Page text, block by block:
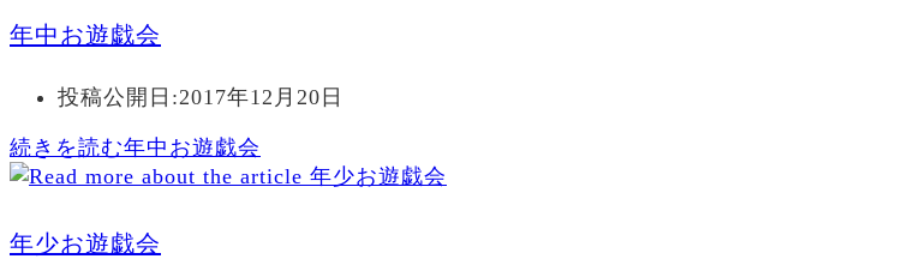
年中お遊戯会
投稿公開日:2017年12月20日
続きを読む年中お遊戯会
年少お遊戯会